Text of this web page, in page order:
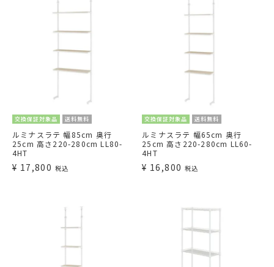
交換保証対象品 送料無料
ルミナスラテ 幅85cm 奥行
25cm 高さ220-280cm LL80-
4HT
¥ 17,800 税込
交換保証対象品 送料無料
ルミナスラテ 幅65cm 奥行
25cm 高さ220-280cm LL60-
4HT
¥ 16,800 税込